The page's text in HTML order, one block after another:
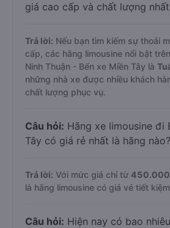
giá cao cấp và chất lượng
Trả lời: Nếu bạn tìm kiếm sự thoải
cấp, các hãng limousine nổi bật
Ninh Thuận - Bến xe Miền Tây là
những nhà xe được nhiều khách
chất lượng phục vụ.
Câu hỏi: Hãng xe limousine đi
Tây có giá rẻ nhất là hãng nào?
Trả lời: Với mức giá chỉ từ 450.000
là hãng limousine có giá vé tiết
Câu hỏi: Hiện nay có bao